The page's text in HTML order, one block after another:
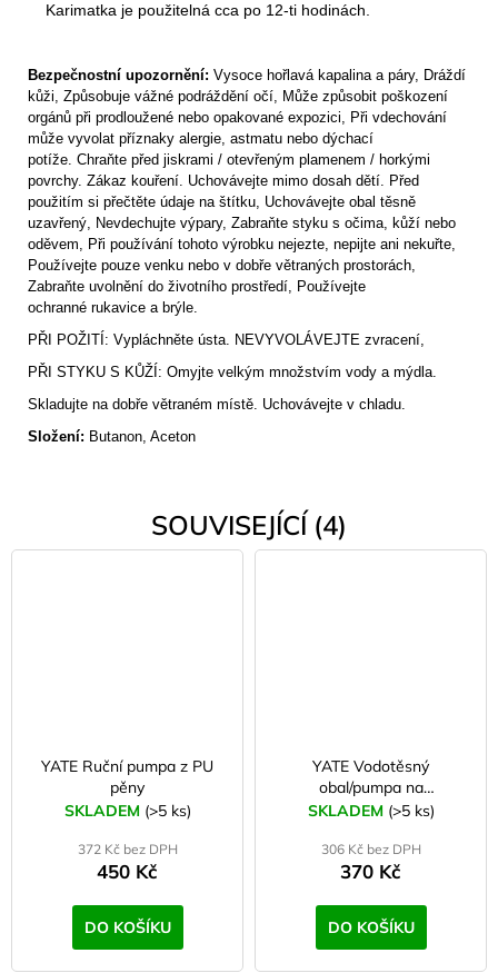
Karimatka je použitelná cca po 12-ti hodinách.
Bezpečnostní upozornění: Vysoce hořlavá kapalina a páry, Dráždí
kůži, Způsobuje vážné podráždění očí, Může způsobit poškození
orgánů při prodloužené nebo opakované expozici, Při vdechování
může vyvolat příznaky alergie, astmatu nebo dýchací
potíže. Chraňte před jiskrami / otevřeným plamenem / horkými
povrchy. Zákaz kouření. Uchovávejte mimo dosah dětí. Před
použitím si přečtěte údaje na štítku, Uchovávejte obal těsně
uzavřený, Nevdechujte výpary, Zabraňte styku s očima, kůží nebo
oděvem, Při používání tohoto výrobku nejezte, nepijte ani nekuřte,
Používejte pouze venku nebo v dobře větraných prostorách,
Zabraňte uvolnění do životního prostředí, Používejte
ochranné rukavice a brýle.
PŘI POŽITÍ: Vypláchněte ústa. NEVYVOLÁVEJTE zvracení,
PŘI STYKU S KŮŽÍ: Omyjte velkým množstvím vody a mýdla.
Skladujte na dobře větraném místě. Uchovávejte v chladu.
Složení: Butanon, Aceton
SOUVISEJÍCÍ (4)
YATE Ruční pumpa z PU
pěny
SKLADEM (>5 ks)
372 Kč bez DPH
450 Kč
DO KOŠÍKU
YATE Vodotěsný
obal/pumpa na
samonafukovací karimatku
SKLADEM (>5 ks)
306 Kč bez DPH
370 Kč
DO KOŠÍKU